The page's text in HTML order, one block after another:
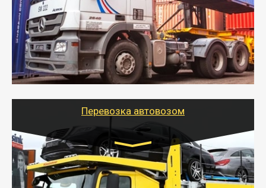
- Контейнерные грузоперевозки на специальном
оборудованном транспорте быстро, качественно и
безопасно.
- Наша транспортная компания поможет
организовать доставку в порт и из порта
стандартных контейнеров на контейнеровозе,
шаландах и площадках (открытых кузовах),
используя надежные крепления.
Перевозка автовозом
Цена за км. Рассчитывается
индивидуально